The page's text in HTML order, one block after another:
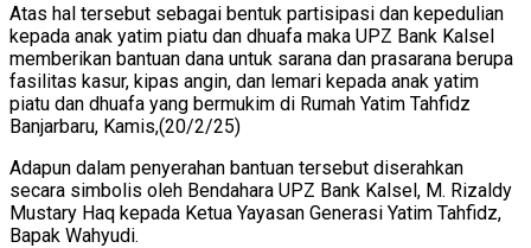
Atas hal tersebut sebagai bentuk partisipasi dan kepedulian
kepada anak yatim piatu dan dhuafa maka UPZ Bank Kalsel
memberikan bantuan dana untuk sarana dan prasarana berupa
fasilitas kasur, kipas angin, dan lemari kepada anak yatim
piatu dan dhuafa yang bermukim di Rumah Yatim Tahfidz
Banjarbaru, Kamis,(20/2/25)
Adapun dalam penyerahan bantuan tersebut diserahkan
secara simbolis oleh Bendahara UPZ Bank Kalsel, M. Rizaldy
Mustary Haq kepada Ketua Yayasan Generasi Yatim Tahfidz,
Bapak Wahyudi.